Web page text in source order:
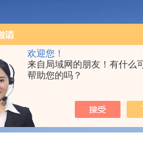
欢迎您！
来自局域网的朋友！有什么
帮助您的吗？